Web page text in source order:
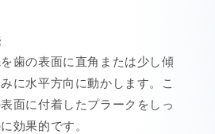
歯の表面に直角または少し傾
に水平方向に動かします。こ
面に付着したプラークをしっ
効果的です。